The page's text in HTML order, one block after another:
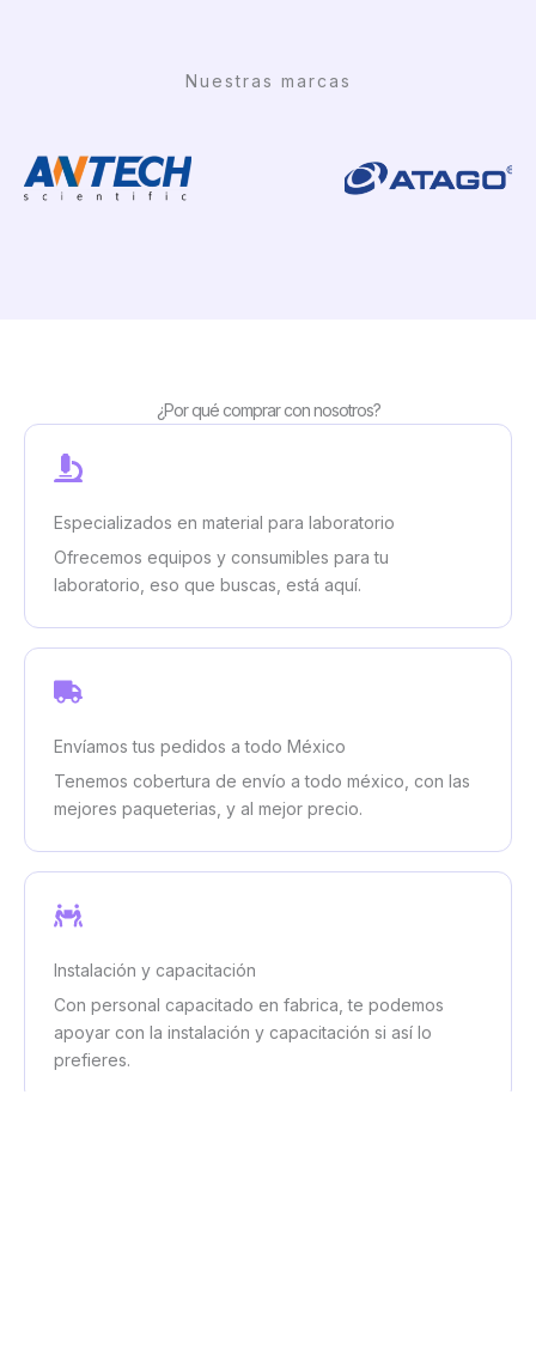
Nuestras marcas
¿Por qué comprar con nosotros?
Especializados en material para laboratorio
Ofrecemos equipos y consumibles para tu
laboratorio, eso que buscas, está aquí.
Envíamos tus pedidos a todo México
Tenemos cobertura de envío a todo méxico, con las
mejores paqueterias, y al mejor precio.
Instalación y capacitación
Con personal capacitado en fabrica, te podemos
apoyar con la instalación y capacitación si así lo
prefieres.